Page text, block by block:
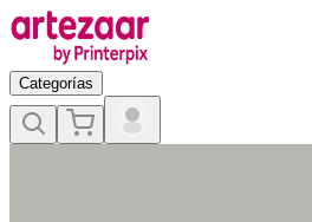
Categorías